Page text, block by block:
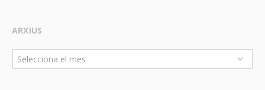
ARXIUS
Arxius
Selecciona el mes